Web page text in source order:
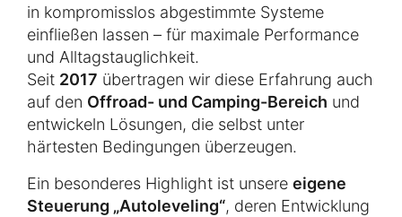
in kompromisslos abgestimmte Systeme
einfließen lassen – für maximale Performance
und Alltagstauglichkeit.
Seit 2017 übertragen wir diese Erfahrung auch
auf den Offroad- und Camping-Bereich und
entwickeln Lösungen, die selbst unter
härtesten Bedingungen überzeugen.
Ein besonderes Highlight ist unsere eigene
Steuerung „Autoleveling“, deren Entwicklung